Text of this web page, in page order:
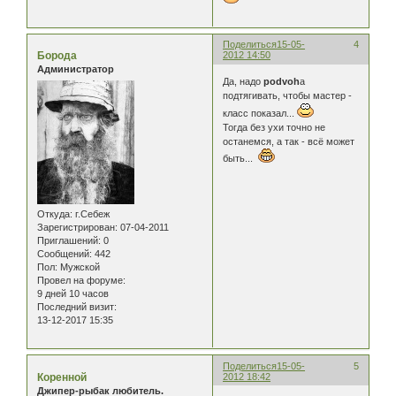
Поделиться 4
15-05-
2012 14:50
Борода
Администратор
Откуда: г.Себеж
Зарегистрирован: 07-04-2011
Приглашений: 0
Сообщений: 442
Пол: Мужской
Провел на форуме:
9 дней 10 часов
Последний визит:
13-12-2017 15:35
Да, надо podvohа
подтягивать, чтобы мастер -
класс показал...
Тогда без ухи точно не
останемся, а так - всё может
быть...
Поделиться 5
15-05-
2012 18:42
Коренной
Джипер-рыбак любитель.